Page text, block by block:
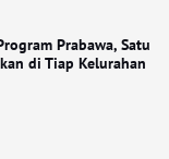
Prabawa, Satu
di Tiap Kelurahan